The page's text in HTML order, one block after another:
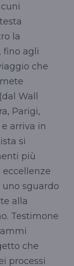
la
fino agli
che
Wall
Parigi,
arriva in
si
più
eccellenze
sguardo
alla
Testimone
che
processi